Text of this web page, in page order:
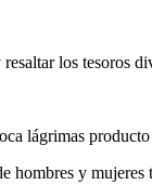
los tesoros
lágrimas
hombres y mujeres